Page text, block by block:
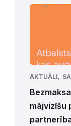
AKTUĀLI,
mājvizīšu